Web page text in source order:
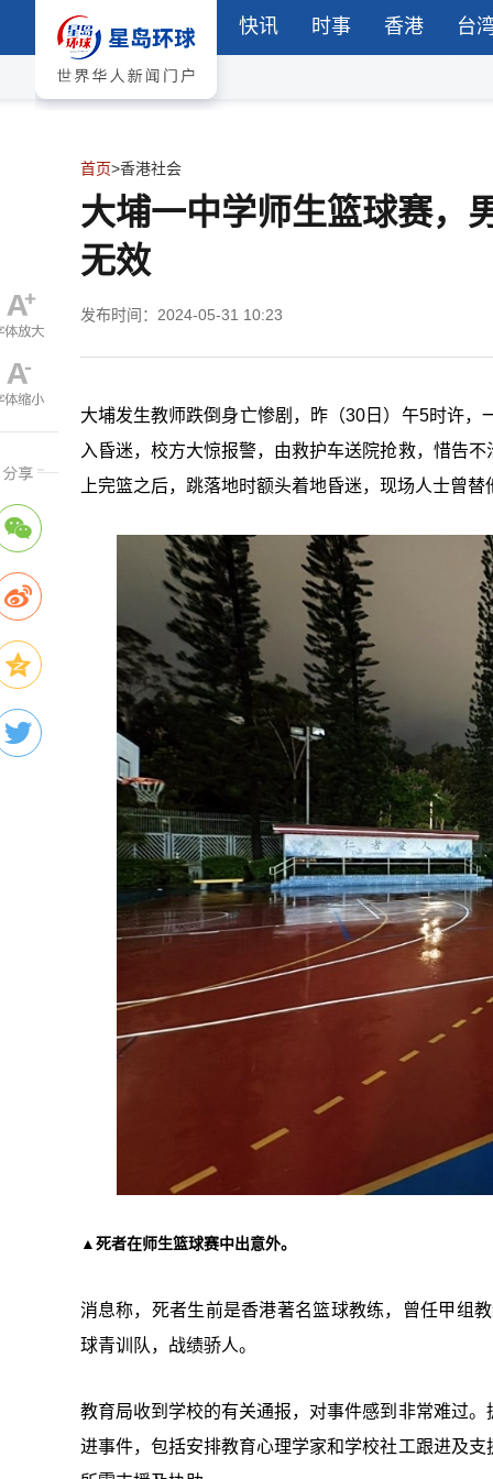
快讯 时事 香港 台
首页>香港社会
大埔一中学师生篮球赛，
无效
发布时间：2024-05-31 10:23
大埔发生教师跌倒身亡惨剧，昨（30日）午5时许
入昏迷，校方大惊报警，由救护车送院抢救，惜告
上完篮之后，跳落地时额头着地昏迷，现场人士曾替
▲死者在师生篮球赛中出意外。
消息称，死者生前是香港著名篮球教练，曾任甲组
球青训队，战绩骄人。
教育局收到学校的有关通报，对事件感到非常难过
进事件，包括安排教育心理学家和学校社工跟进及